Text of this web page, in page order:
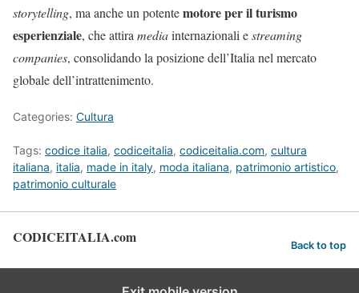
storytelling, ma anche un potentemotore per il turismo
esperienziale, che attiramediainternazionali estreaming
companies, consolidando la posizione dell’Italia nel mercato
globale dell’intrattenimento.
Categories: Cultura
Tags: codice italia, codiceitalia, codiceitalia.com, cultura
italiana, italia, made in italy, moda italiana, patrimonio artistico,
patrimonio culturale
CODICEITALIA.com Back to top